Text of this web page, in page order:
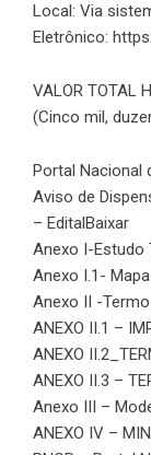
Local: Via
Eletrônico:
VALOR TOTAL
(Cinco mil,
Portal Nacional
Aviso de
– EditalBaixar
Anexo I-Estudo
Anexo I.1-
Anexo II -
ANEXO II.1 –
ANEXO
ANEXO II.3 –
Anexo III –
ANEXO IV –